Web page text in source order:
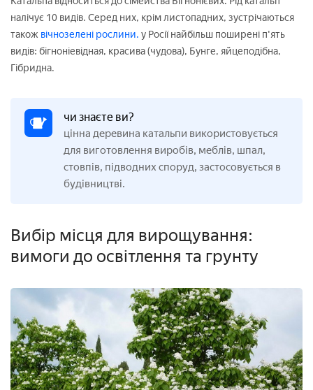
налічує 10 видів. Серед них, крім листопадних, зустрічаються
також вічнозелені рослини. у Росії найбільш поширені п'ять
видів: бігноніевідная, красива (чудова), Бунге, яйцеподібна,
Гібридна.
чи знаєте ви?
цінна деревина катальпи використовується
для виготовлення виробів, меблів, шпал,
стовпів, підводних споруд, застосовується в
будівництві.
Вибір місця для вирощування:
вимоги до освітлення та грунту